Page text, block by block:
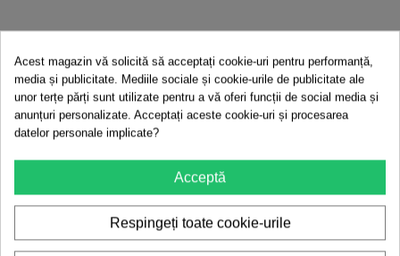
Dalta Apicola Lunga Din Otel
17,74 leiPret
Dalta Multifunctionala Din...
13,31 lei Pret
Acest magazin vă solicită să acceptați cookie-uri pentru performanță,
media și publicitate. Mediile sociale și cookie-urile de publicitate ale
unor terțe părți sunt utilizate pentru a vă oferi funcții de social media și
anunțuri personalizate. Acceptați aceste cookie-uri și procesarea
datelor personale implicate?
Acceptă
Respingeți toate cookie-urile